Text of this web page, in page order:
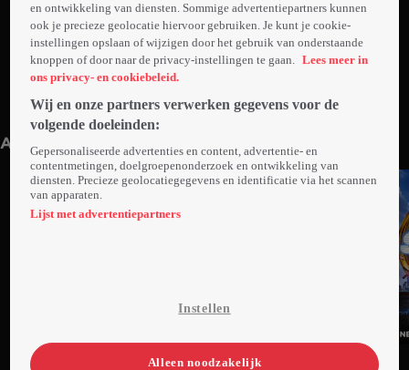
Trailer: Sonic the Hedgehog
Anderen kijken ook
Trailer
naar
en ontwikkeling van diensten. Sommige advertentiepartners kunnen
ook je precieze geolocatie hiervoor gebruiken. Je kunt je cookie-
instellingen opslaan of wijzigen door het gebruik van onderstaande
knoppen of door naar de privacy-instellingen te gaan.
Lees meer in
ons privacy- en cookiebeleid.
Wij en onze partners verwerken gegevens voor de
volgende doeleinden:
Gepersonaliseerde advertenties en content, advertentie- en
contentmetingen, doelgroepenonderzoek en ontwikkeling van
diensten. Precieze geolocatiegegevens en identificatie via het scannen
van apparaten.
Lijst met advertentiepartners
Instellen
Alleen noodzakelijk